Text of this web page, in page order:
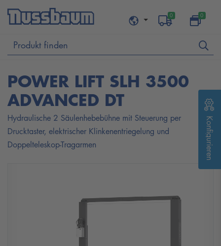
0 0
POWER LIFT SLH 3500
ADVANCED DT
Hydraulische 2 Säulenhebebühne mit Steuerung per
Drucktaster, elektrischer Klinkenentriegelung und
Doppelteleskop-Tragarmen
Konfigurieren